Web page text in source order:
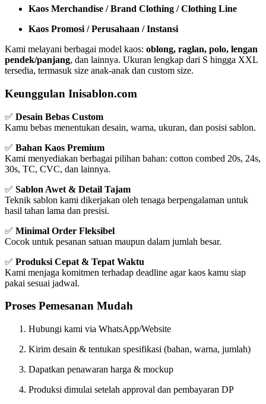
Kaos Merchandise / Brand Clothing / Clothing Line
Kaos Promosi / Perusahaan / Instansi
Kami melayani berbagai model kaos: oblong, raglan, polo, lengan
pendek/panjang, dan lainnya. Ukuran lengkap dari S hingga XXL
tersedia, termasuk size anak-anak dan custom size.
Keunggulan Inisablon.com
✅ Desain Bebas Custom
Kamu bebas menentukan desain, warna, ukuran, dan posisi sablon.
✅ Bahan Kaos Premium
Kami menyediakan berbagai pilihan bahan: cotton combed 20s, 24s,
30s, TC, CVC, dan lainnya.
✅ Sablon Awet & Detail Tajam
Teknik sablon kami dikerjakan oleh tenaga berpengalaman untuk
hasil tahan lama dan presisi.
✅ Minimal Order Fleksibel
Cocok untuk pesanan satuan maupun dalam jumlah besar.
✅ Produksi Cepat & Tepat Waktu
Kami menjaga komitmen terhadap deadline agar kaos kamu siap
pakai sesuai jadwal.
Proses Pemesanan Mudah
Hubungi kami via WhatsApp/Website
Kirim desain & tentukan spesifikasi (bahan, warna, jumlah)
Dapatkan penawaran harga & mockup
Produksi dimulai setelah approval dan pembayaran DP